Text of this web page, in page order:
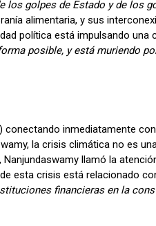
los golpes de Estado y de los
alimentaria, y sus
política está impulsando una
posible, y está muriendo
conectando inmediatamente
la crisis climática no es
llamó la
esta crisis está relacionado
financieras en la